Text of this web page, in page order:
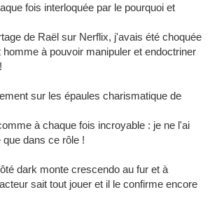
fois interloquée par le pourquoi et
de Raël sur Nerflix, j'avais été choquée
à pouvoir manipuler et endoctriner
sur les épaules charismatique de
à chaque fois incroyable : je ne l'ai
dans ce rôle !
dark monte crescendo au fur et à
sait tout jouer et il le confirme encore